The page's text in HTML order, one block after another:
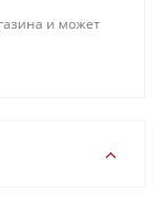
и может